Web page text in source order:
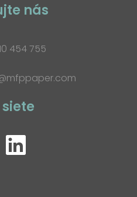
nás
454 755